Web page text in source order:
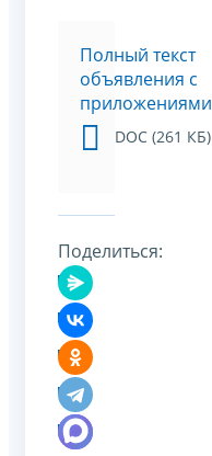
Полный текст
объявления с
приложениями
DOC (261 КБ)
Поделиться: